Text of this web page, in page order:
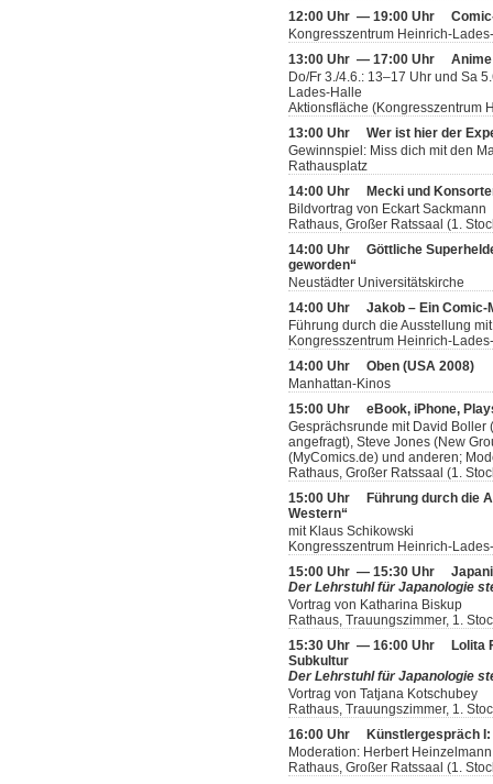
12:00 Uhr — 19:00 Uhr
Kongresszentrum Heinrich-
13:00 Uhr — 17:00 Uhr
Do/Fr 3./4.6.: 13–17 Uhr und Sa
Lades-Halle
Aktionsfläche (Kongresszentrum
13:00 Uhr Wer ist hier der
Gewinnspiel: Miss dich mit den
Rathausplatz
14:00 Uhr
Mecki und
Bildvortrag von Eckart Sackmann
Rathaus, Großer Ratssaal (1.
14:00 Uhr Göttliche
geworden“
Neustädter Universitätskirche
14:00 Uhr Jakob – Ein Comic-
Führung durch die Ausstellung
Kongresszentrum Heinrich-
14:00 Uhr Oben (USA 2008)
Manhattan-Kinos
15:00 Uhr eBook, iPhone,
Gesprächsrunde mit David Boller
angefragt), Steve Jones (New
(MyComics.de) und anderen;
Rathaus, Großer Ratssaal (1.
15:00 Uhr
Führung durch die
Western“
mit Klaus Schikowski
Kongresszentrum Heinrich-
15:00 Uhr — 15:30 Uhr
Der Lehrstuhl für Japanologie
Vortrag von Katharina Biskup
Rathaus, Trauungszimmer, 1.
15:30 Uhr — 16:00 Uhr
Lolita
Subkultur
Der Lehrstuhl für Japanologie
Vortrag von Tatjana Kotschubey
Rathaus, Trauungszimmer, 1.
16:00 Uhr
Künstlergespräch
Moderation: Herbert Heinzelmann
Rathaus, Großer Ratssaal (1.